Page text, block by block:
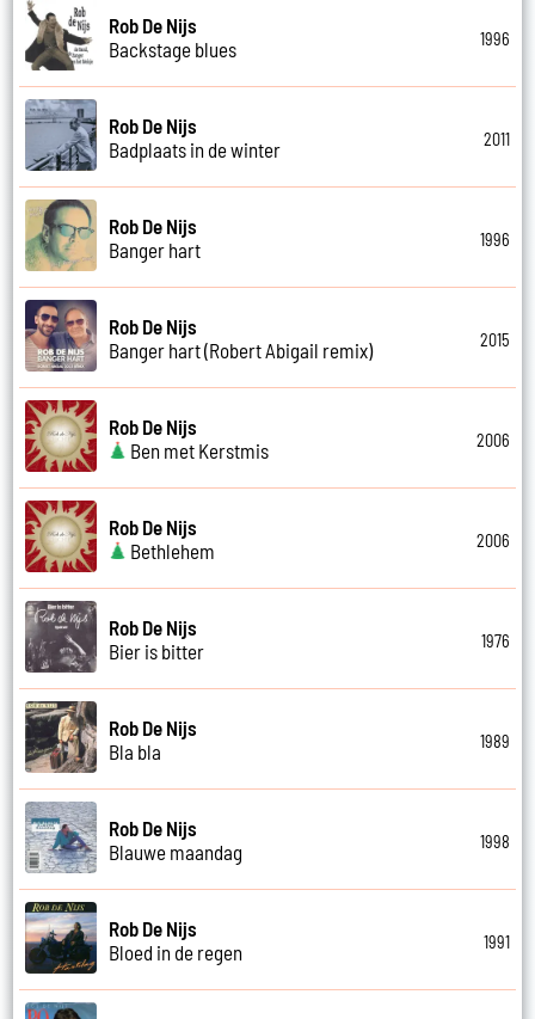
Rob De Nijs
Backstage blues
1996
Rob De Nijs
Badplaats in de winter
2011
Rob De Nijs
Banger hart
1996
Rob De Nijs
Banger hart (Robert Abigail remix)
2015
Rob De Nijs
Ben met Kerstmis
2006
Rob De Nijs
Bethlehem
2006
Rob De Nijs
Bier is bitter
1976
Rob De Nijs
Bla bla
1989
Rob De Nijs
Blauwe maandag
1998
Rob De Nijs
Bloed in de regen
1991